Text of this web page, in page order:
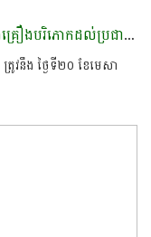
កិច្ចសំណេះសំណាល​ និងចែកគ្រាប់ពូជបន្លែ និងគ្រឿងបរិភោកដល់ប្រជាពលរដ្ឋ នៅភូមិ​ អំពួច ជាភូមិឧបសម្ពន័ ជ្រៃក្រឹម​ ឃុំផ្ទះរុង​ ស្រុកតាលោសែនជ័យ​
រូវនឹង ថ្ងៃទី២០ ខែមេសា